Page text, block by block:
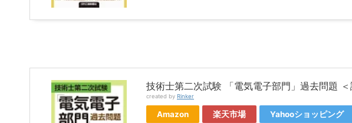
技術士第二次試験 「電気電子部門」過去問題
created by Rinker
Amazon 楽天市場 Yahooショッピング